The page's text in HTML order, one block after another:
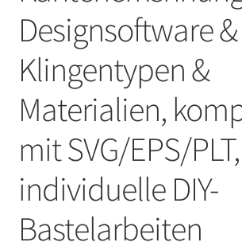
Designsoftware
Klingentypen &
Materialien,
mit SVG/EPS/
individuelle DIY-
Bastelarbeiten